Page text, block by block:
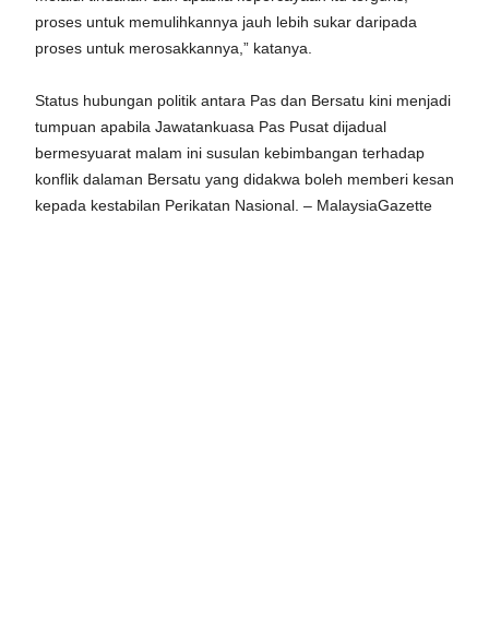
proses untuk memulihkannya jauh lebih sukar daripada
proses untuk merosakkannya,” katanya.
Status hubungan politik antara Pas dan Bersatu kini menjadi
tumpuan apabila Jawatankuasa Pas Pusat dijadual
bermesyuarat malam ini susulan kebimbangan terhadap
konflik dalaman Bersatu yang didakwa boleh memberi kesan
kepada kestabilan Perikatan Nasional. – MalaysiaGazette